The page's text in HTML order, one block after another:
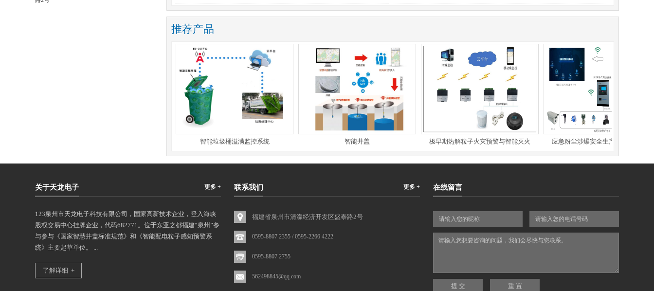
推荐产品
智能垃圾桶溢满监控系统 智能井盖 极早期热解粒子火灾预警与智能灭火 应急粉尘涉爆安全生产风险监测预警
更多 +
关于天龙电子
123泉州市天龙电子科技有限公司，国家高新技术企业，登入海峡
股权交易中心挂牌企业，代码682771。位于东亚之都福建“泉州”参
与参与《国家智慧井盖标准规范》和《智能配电粒子感知预警系
统》主要起草单位。 ...
了解详细 +
更多 +
联系我们
福建省泉州市清濛经济开发区盛泰路2号
0595-8807 2355 / 0595-2266 4222
0595-8807 2755
562498845@qq.com
在线留言